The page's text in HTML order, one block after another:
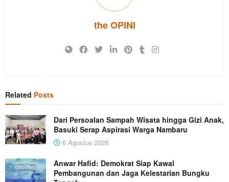
the OPINI
Related Posts
Dari Persoalan Sampah Wisata hingga Gizi Anak,
Basuki Serap Aspirasi Warga Nambaru
6 Agustus 2026
Anwar Hafid: Demokrat Siap Kawal
Pembangunan dan Jaga Kelestarian Bungku